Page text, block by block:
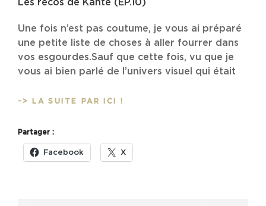
Les recos de Kante (EP.10)
Une fois n’est pas coutume, je vous ai préparé
une petite liste de choses à aller fourrer dans
vos esgourdes.Sauf que cette fois, vu que je
vous ai bien parlé de l’univers visuel qui était
-> LA SUITE PAR ICI !
(EP.10)
Partager :
Facebook X